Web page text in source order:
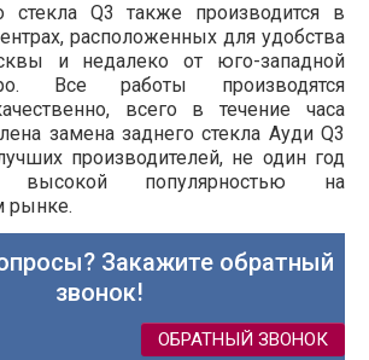
стекла Q3 также производится в
расположенных для удобства
и недалеко от юго-западной
Все работы производятся
всего в течение часа
замена заднего стекла Ауди Q3
производителей, не один год
высокой популярностью на
рынке.
Закажите обратный
звонок!
ОБРАТНЫЙ ЗВОНОК